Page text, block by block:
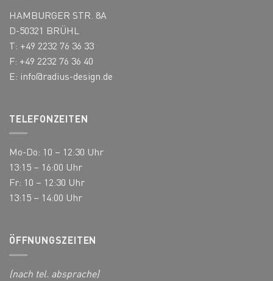
HAMBURGER STR. 8A
D-50321 BRÜHL
T: +49 2232 76 36 33
F: +49 2232 76 36 40
E: info@radius-design.de
TELEFONZEITEN
Mo-Do: 10 – 12:30 Uhr
13:15 – 16:00 Uhr
Fr: 10 – 12:30 Uhr
13:15 – 14:00 Uhr
ÖFFNUNGSZEITEN
(nach tel. absprache)